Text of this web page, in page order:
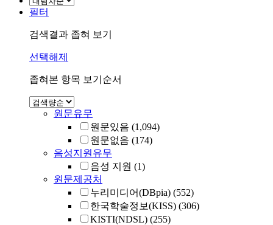
필터
검색결과 좁혀 보기
선택해제
좁혀본 항목 보기순서
원문유무
원문있음 (1,094)
원문없음 (174)
음성지원유무
음성 지원 (1)
원문제공처
누리미디어(DBpia) (552)
한국학술정보(KISS) (306)
KISTI(NDSL) (255)